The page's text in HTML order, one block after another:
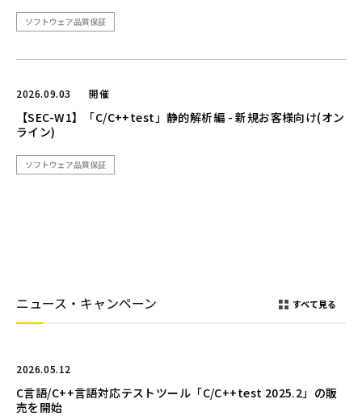
ソフトウェア品質保証
2026.09.03 開催
【SEC-W1】「C/C++test」静的解析編 - 新規お客様向け(オン
ライン)
ソフトウェア品質保証
ニュース・キャンペーン
2026.05.12
C言語/C++言語対応テストツール「C/C++test 2025.2」の販
売を開始
すべて見る